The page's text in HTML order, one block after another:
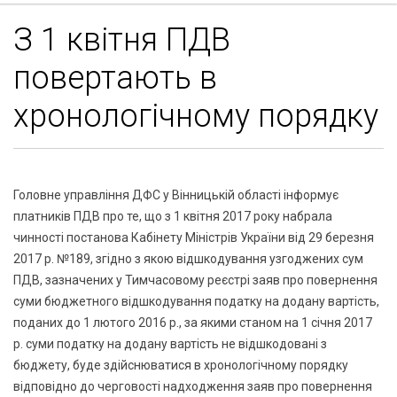
З 1 квітня ПДВ
повертають в
хронологічному порядку
Головне управління ДФС у Вінницькій області інформує
платників ПДВ про те, що з 1 квітня 2017 року набрала
чинності постанова Кабінету Міністрів України від 29 березня
2017 р. №189, згідно з якою відшкодування узгоджених сум
ПДВ, зазначених у Тимчасовому реєстрі заяв про повернення
суми бюджетного відшкодування податку на додану вартість,
поданих до 1 лютого 2016 р., за якими станом на 1 січня 2017
р. суми податку на додану вартість не відшкодовані з
бюджету, буде здійснюватися в хронологічному порядку
відповідно до черговості надходження заяв про повернення